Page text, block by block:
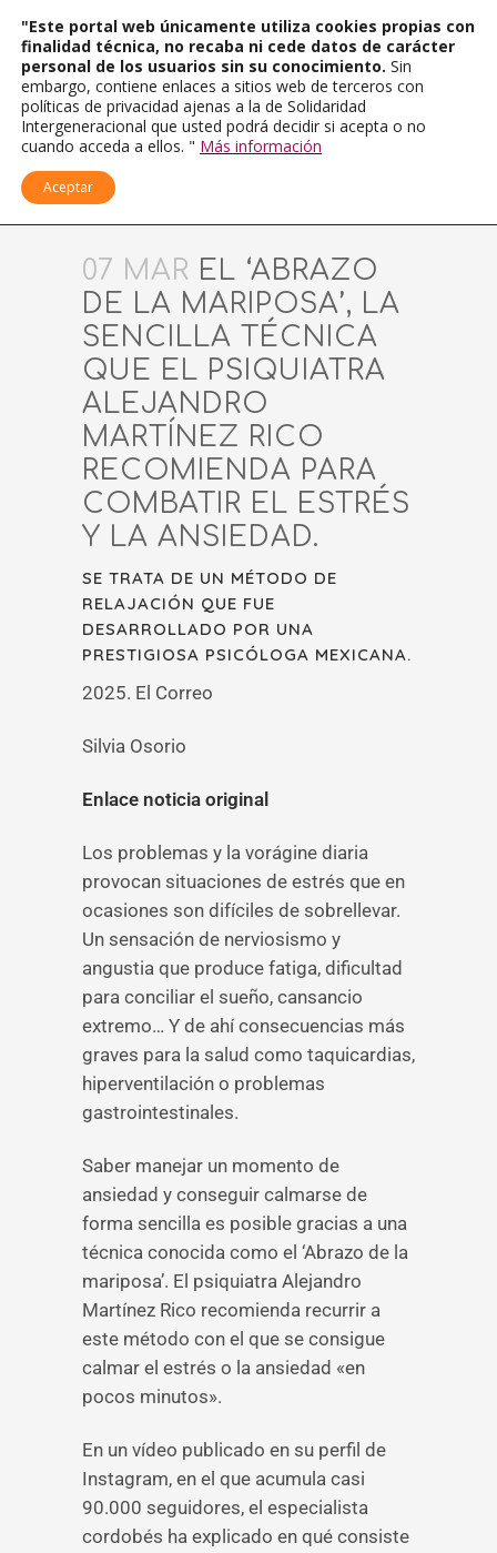
07 MAR EL ‘ABRAZO
DE LA MARIPOSA’, LA
SENCILLA TÉCNICA
QUE EL PSIQUIATRA
ALEJANDRO
MARTÍNEZ RICO
RECOMIENDA PARA
COMBATIR EL ESTRÉS
Y LA ANSIEDAD.
SE TRATA DE UN MÉTODO DE
RELAJACIÓN QUE FUE
DESARROLLADO POR UNA
PRESTIGIOSA PSICÓLOGA MEXICANA.
2025. El Correo
Silvia Osorio
Enlace noticia original
Los problemas y la vorágine diaria
provocan situaciones de estrés que en
ocasiones son difíciles de sobrellevar.
Un sensación de nerviosismo y
angustia que produce fatiga, dificultad
para conciliar el sueño, cansancio
extremo… Y de ahí consecuencias más
graves para la salud como taquicardias,
hiperventilación o problemas
gastrointestinales.
Saber manejar un momento de
ansiedad y conseguir calmarse de
forma sencilla es posible gracias a una
técnica conocida como el ‘Abrazo de la
mariposa’. El psiquiatra Alejandro
Martínez Rico recomienda recurrir a
este método con el que se consigue
calmar el estrés o la ansiedad «en
pocos minutos».
En un vídeo publicado en su perfil de
Instagram, en el que acumula casi
90.000 seguidores, el especialista
cordobés ha explicado en qué consiste
"Este portal web únicamente utiliza cookies propias con
finalidad técnica, no recaba ni cede datos de carácter
personal de los usuarios sin su conocimiento. Sin
embargo, contiene enlaces a sitios web de terceros con
políticas de privacidad ajenas a la de Solidaridad
Intergeneracional que usted podrá decidir si acepta o no
cuando acceda a ellos. " Más información
Aceptar